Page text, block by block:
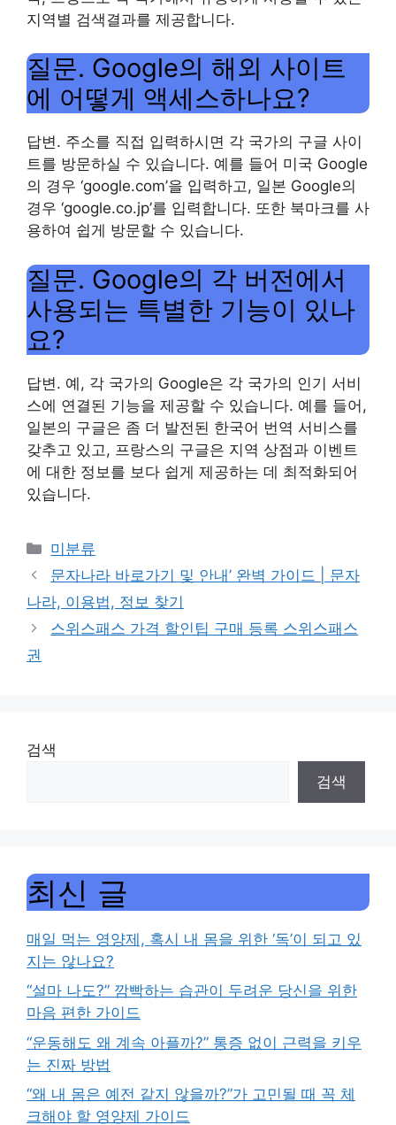
지역별 검색결과를 제공합니다.
질문. Google의 해외 사이트
에 어떻게 액세스하나요?
답변. 주소를 직접 입력하시면 각 국가의 구글 사이
트를 방문하실 수 있습니다. 예를 들어 미국 Google
의 경우 ‘google.com’을 입력하고, 일본 Google의
경우 ‘google.co.jp’를 입력합니다. 또한 북마크를 사
용하여 쉽게 방문할 수 있습니다.
질문. Google의 각 버전에서
사용되는 특별한 기능이 있나
요?
답변. 예, 각 국가의 Google은 각 국가의 인기 서비
스에 연결된 기능을 제공할 수 있습니다. 예를 들어,
일본의 구글은 좀 더 발전된 한국어 번역 서비스를
갖추고 있고, 프랑스의 구글은 지역 상점과 이벤트
에 대한 정보를 보다 쉽게 ​​제공하는 데 최적화되어
있습니다.
Categories
미분류
문자나라 바로가기 및 안내’ 완벽 가이드 | 문자
나라, 이용법, 정보 찾기
스위스패스 가격 할인팁 구매 등록 스위스패스
권
검색
검색
최신 글
매일 먹는 영양제, 혹시 내 몸을 위한 ‘독’이 되고 있
지는 않나요?
“설마 나도?” 깜빡하는 습관이 두려운 당신을 위한
마음 편한 가이드
“운동해도 왜 계속 아플까?” 통증 없이 근력을 키우
는 진짜 방법
“왜 내 몸은 예전 같지 않을까?”가 고민될 때 꼭 체
크해야 할 영양제 가이드